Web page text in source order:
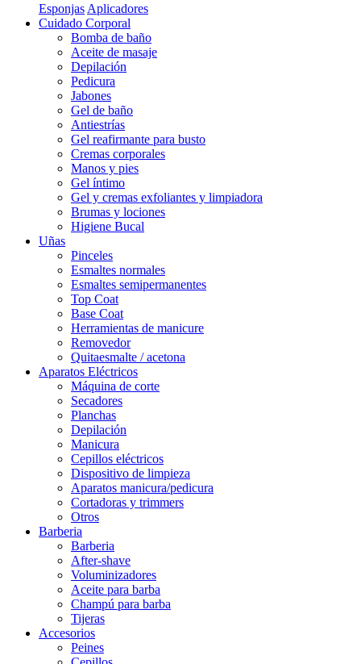
Esponjas Aplicadores
Cuidado Corporal
Bomba de baño
Aceite de masaje
Depilación
Pedicura
Jabones
Gel de baño
Antiestrías
Gel reafirmante para busto
Cremas corporales
Manos y pies
Gel íntimo
Gel y cremas exfoliantes y limpiadora
Brumas y lociones
Higiene Bucal
Uñas
Pinceles
Esmaltes normales
Esmaltes semipermanentes
Top Coat
Base Coat
Herramientas de manicure
Removedor
Quitaesmalte / acetona
Aparatos Eléctricos
Máquina de corte
Secadores
Planchas
Depilación
Manicura
Cepillos eléctricos
Dispositivo de limpieza
Aparatos manicura/pedicura
Cortadoras y trimmers
Otros
Barberia
Barberia
After-shave
Voluminizadores
Aceite para barba
Champú para barba
Tijeras
Accesorios
Peines